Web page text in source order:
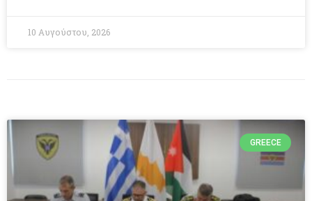
10 Αυγούστου, 2026
GREECE